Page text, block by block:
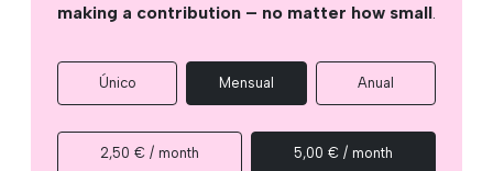
making a contribution – no matter how small.
Único Mensual Anual
2,50 € / month 5,00 € / month